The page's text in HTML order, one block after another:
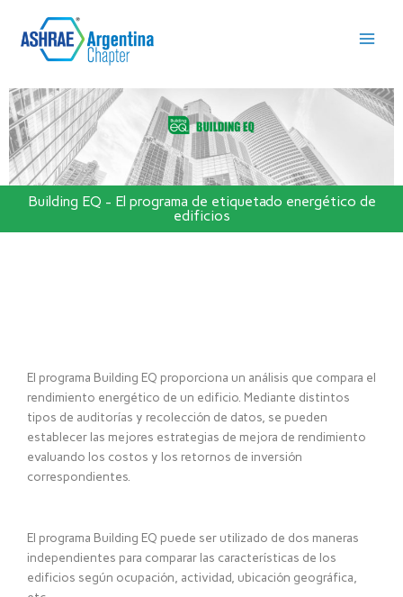
contenido
Building EQ - El programa de etiquetado energético de
edificios
El programa Building EQ proporciona un análisis que compara el
rendimiento energético de un edificio. Mediante distintos
tipos de auditorías y recolección de datos, se pueden
establecer las mejores estrategias de mejora de rendimiento
evaluando los costos y los retornos de inversión
correspondientes.
El programa Building EQ puede ser utilizado de dos maneras
independientes para comparar las características de los
edificios según ocupación, actividad, ubicación geográfica,